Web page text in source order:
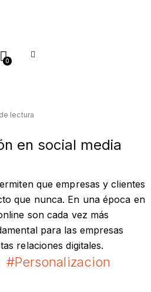
0
lectura
en social media
que empresas y clientes
que nunca. En una época en
son cada vez más
para las empresas
relaciones digitales.
#Personalizacion